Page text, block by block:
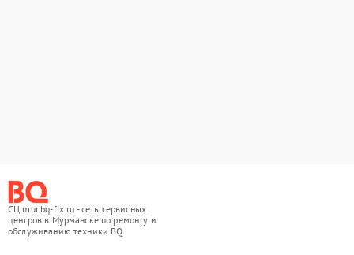
СЦ mur.bq-fix.ru - сеть сервисных
центров в Мурманске по ремонту и
обслуживанию техники BQ